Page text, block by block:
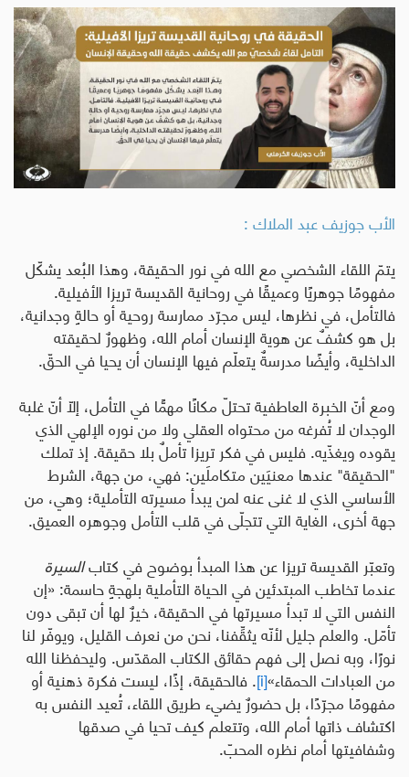
الأب جوزيف عبد الملاك :
يتمّ اللقاء الشخصي مع الله في نور الحقيقة، وهذا البُعد يشكّل
مفهومًا جوهريًا وعميقًا في روحانية القديسة تريزا الأفيلية.
فالتأمل، في نظرها، ليس مجرّد ممارسة روحية أو حالةٍ وجدانية،
بل هو كشفٌ عن هوية الإنسان أمام الله، وظهورٌ لحقيقته
الداخلية، وأيضًا مدرسةٌ يتعلّم فيها الإنسان أن يحيا في الحقّ.
ومع أنّ الخبرة العاطفية تحتلّ مكانًا مهمًّا في التأمل، إلّا أنّ غلبة
الوجدان لا تُفرغه من محتواه العقلي ولا من نوره الإلهي الذي
يقوده ويغذّيه.فليس في فكر تريزا تأملٌ بلا حقيقة. إذ تملك
"الحقيقة" عندها معنيَين متكاملَين:فهي، من جهة، الشرط
الأساسي الذي لا غنى عنه لمن يبدأ مسيرته التأملية؛ وهي، من
جهة أخرى، الغاية التي تتجلّى في قلب التأمل وجوهره العميق.
وتعبّر القديسة تريزا عن هذا المبدأ بوضوح في كتابالسيرة
عندما تخاطب المبتدئين في الحياة التأملية بلهجةٍ حاسمة: «إن
النفس التي لا تبدأ مسيرتها في الحقيقة، خيرٌ لها أن تبقى دون
تأمّل. والعلم جليل لأنّه يثقِّفنا، نحن من نعرف القليل، ويوفّر لنا
نورًا، وبه نصل إلى فهم حقائق الكتاب المقدّس. وليحفظنا الله
من العبادات الحمقاء»[i] . فالحقيقة، إذًا، ليست فكرة ذهنية أو
مفهومًا مجرّدًا، بل حضورٌ يضيء طريق اللقاء، تُعيد النفس به
اكتشاف ذاتها أمام الله، وتتعلم كيف تحيا في صدقها
وشفافيتها أمام نظره المحبّ.